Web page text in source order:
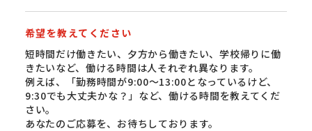
希望を教えてください
短時間だけ働きたい、夕方から働きたい、学校帰りに働
きたいなど、働ける時間は人それぞれ異なります。
例えば、「勤務時間が9:00〜13:00となっているけど、
9:30でも大丈夫かな？」など、働ける時間を教えてくだ
さい。
あなたのご応募を、お待ちしております。